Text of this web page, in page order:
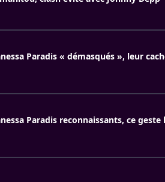
Paradis « démasqués », leur
Paradis reconnaissants, ce geste